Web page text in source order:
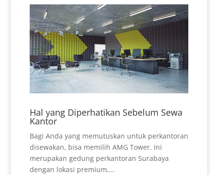
Hal yang Diperhatikan Sebelum Sewa
Kantor
Bagi Anda yang memutuskan untuk perkantoran
disewakan, bisa memilih AMG Tower. Ini
merupakan gedung perkantoran Surabaya
dengan lokasi premium,...